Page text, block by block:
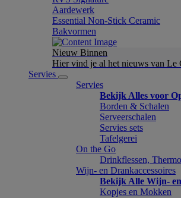
Aardewerk
Essential Non-Stick Ceramic
Bakvormen
Nieuw Binnen
Hier vind je al het nieuws van Le
Servies
Servies
Bekijk Alles voor
Borden & Schalen
Serveerschalen
Servies sets
Tafelgerei
On the Go
Drinkflessen,
Wijn- en Drankaccessoires
Bekijk Alle Wijn-
Kopjes en Mokken